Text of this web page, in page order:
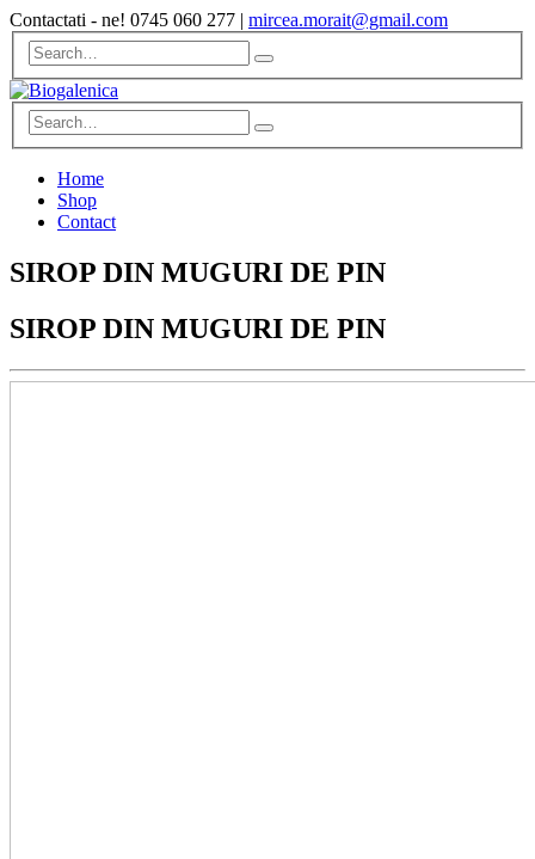
Contactati - ne! 0745 060 277 | mircea.morait@gmail.com
Home
Shop
Contact
SIROP DIN MUGURI DE PIN
SIROP DIN MUGURI DE PIN